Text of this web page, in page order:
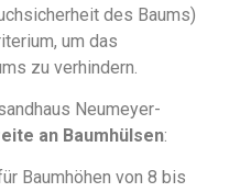
des Baums)
um das
zu verhindern.
Neumeyer-
an Baumhülsen:
Baumhöhen von 8 bis